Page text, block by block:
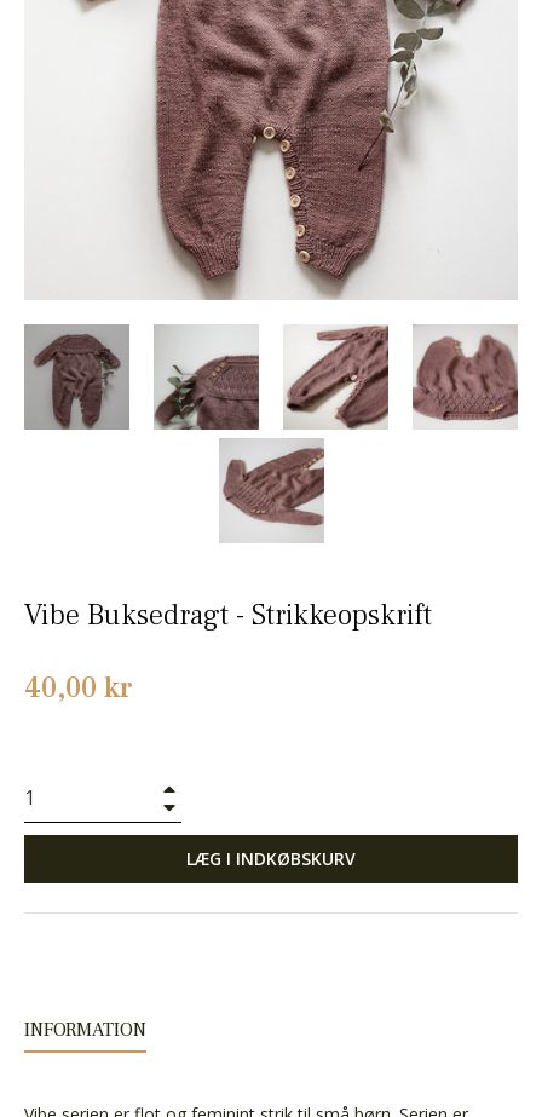
Vibe Buksedragt - Strikkeopskrift
Normalpris
40,00 kr
LÆG I INDKØBSKURV
INFORMATION